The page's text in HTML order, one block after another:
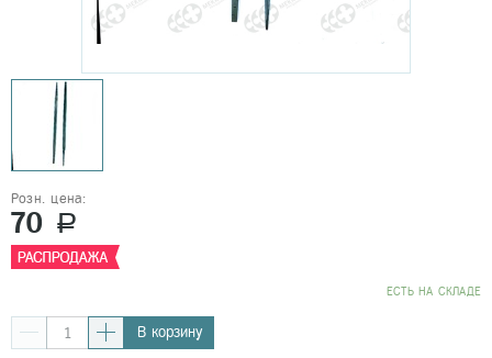
Розн. цена:
70 a
EСТЬ НА СКЛАДЕ
В корзину